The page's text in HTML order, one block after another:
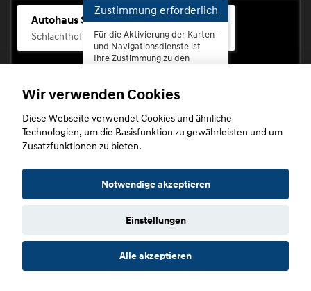
Autohaus Scherhag
Schlachthofstr. 68, 56073 Koblenz-Rauental
Zustimmung erforderlich
Für die Aktivierung der Karten-
und Navigationsdienste ist
Ihre Zustimmung zu den
erforderlich.
Zustimmen
Copyright © 2026. Autohaus Scherhag
Datenschutz Impressum
Wir verwenden Cookies
Diese Webseite verwendet Cookies und ähnliche
Technologien, um die Basisfunktion zu gewährleisten und um
Zusatzfunktionen zu bieten.
Notwendige akzeptieren
Einstellungen
Alle akzeptieren